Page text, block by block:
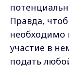
Правда,
необходимо
участие в
подать